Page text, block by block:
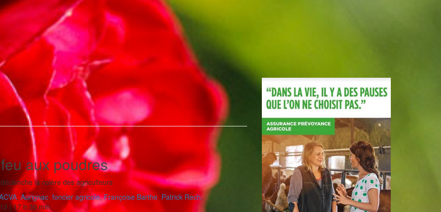
aux poudres
la colère des agriculteurs
,Aurignac, foncier agricole,Françoise Barthe, Patrick Rech,
| 17 h 30 min